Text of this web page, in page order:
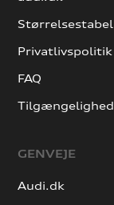
Størrelsestabel
Privatlivspolitik
FAQ
GENVEJE
Audi.dk